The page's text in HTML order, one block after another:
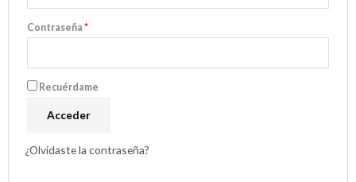
Contraseña *
Recuérdame
Acceder
¿Olvidaste la contraseña?